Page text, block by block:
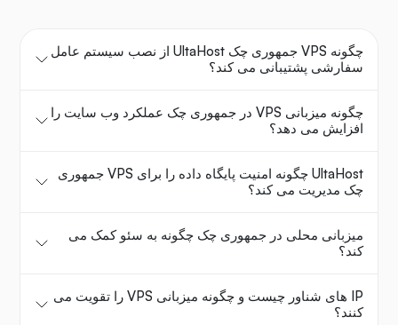
چگونه VPS جمهوری چک UltaHost از نصب سیستم عامل
سفارشی پشتیبانی می کند؟
چگونه میزبانی VPS در جمهوری چک عملکرد وب سایت را
افزایش می دهد؟
UltaHost چگونه امنیت پایگاه داده را برای VPS جمهوری
چک مدیریت می کند؟
میزبانی محلی در جمهوری چک چگونه به سئو کمک می
کند؟
IP های شناور چیست و چگونه میزبانی VPS را تقویت می
کنند؟